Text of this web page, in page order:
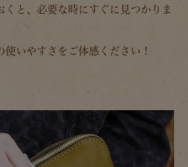
くと、必要な時にすぐに見つかりま
いやすさをご体感ください！